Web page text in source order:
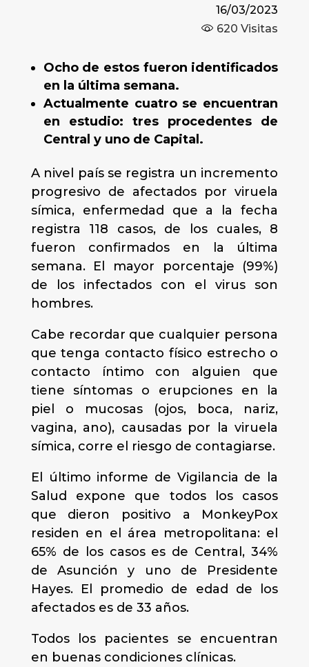
16/03/2023
620 Visitas
Ocho de estos fueron identificados
en la última semana.
Actualmente cuatro se encuentran
en estudio: tres procedentes de
Central y uno de Capital.
A nivel país se registra un incremento
progresivo de afectados por viruela
símica, enfermedad que a la fecha
registra 118 casos, de los cuales, 8
fueron confirmados en la última
semana. El mayor porcentaje (99%)
de los infectados con el virus son
hombres.
Cabe recordar que cualquier persona
que tenga contacto físico estrecho o
contacto íntimo con alguien que
tiene síntomas o erupciones en la
piel o mucosas (ojos, boca, nariz,
vagina, ano), causadas por la viruela
símica, corre el riesgo de contagiarse.
El último informe de Vigilancia de la
Salud expone que todos los casos
que dieron positivo a MonkeyPox
residen en el área metropolitana: el
65% de los casos es de Central, 34%
de Asunción y uno de Presidente
Hayes. El promedio de edad de los
afectados es de 33 años.
Todos los pacientes se encuentran
en buenas condiciones clínicas.